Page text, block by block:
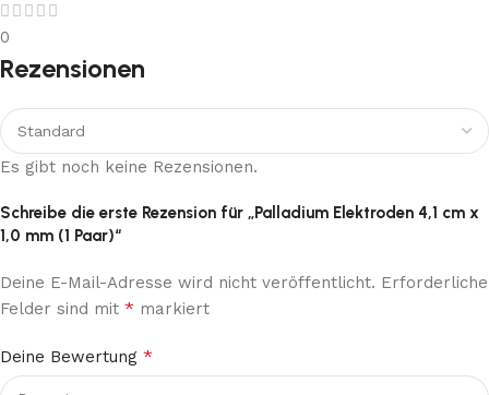
0
Rezensionen
Es gibt noch keine Rezensionen.
Schreibe die erste Rezension für „Palladium Elektroden 4,1 cm x
1,0 mm (1 Paar)“
Deine E-Mail-Adresse wird nicht veröffentlicht. Erforderliche
Felder sind mit * markiert
Deine Bewertung *